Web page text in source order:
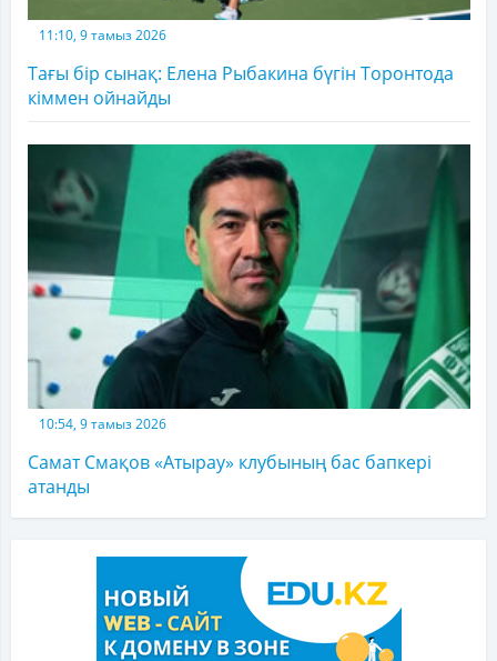
11:10, 9 тамыз 2026
Тағы бір сынақ: Елена Рыбакина бүгін Торонтода
кіммен ойнайды
10:54, 9 тамыз 2026
Самат Смақов «Атырау» клубының бас бапкері
атанды